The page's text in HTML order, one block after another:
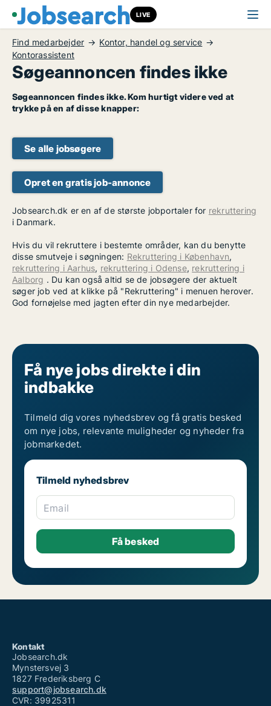
LIVE
Find medarbejder
Kontor, handel og service
Kontorassistent
Søgeannoncen findes ikke
Søgeannoncen findes ikke. Kom hurtigt videre ved at
trykke på en af disse knapper:
Se alle jobsøgere
Opret en gratis job-annonce
Jobsearch.dk er en af de største jobportaler for rekruttering
i Danmark.
Hvis du vil rekruttere i bestemte områder, kan du benytte
disse smutveje i søgningen: Rekruttering i København,
rekruttering i Aarhus, rekruttering i Odense, rekruttering i
Aalborg . Du kan også altid se de jobsøgere der aktuelt
søger job ved at klikke på "Rekruttering" i menuen herover.
God fornøjelse med jagten efter din nye medarbejder.
Få nye jobs direkte i din
indbakke
Tilmeld dig vores nyhedsbrev og få gratis besked
om nye jobs, relevante muligheder og nyheder fra
jobmarkedet.
Tilmeld nyhedsbrev
Email
Kontakt
Jobsearch.dk
Mynstersvej 3
1827 Frederiksberg C
support@jobsearch.dk
CVR: 39925311